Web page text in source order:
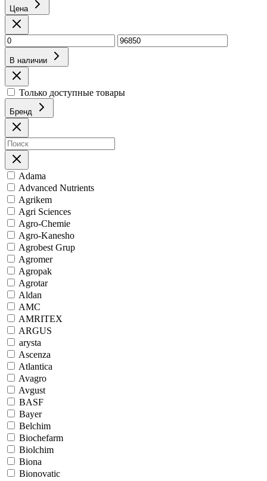
Цена
В наличии
Только доступные товары
Бренд
Adama
Advanced Nutrients
Agrikem
Agri Sciences
Agro-Chemie
Agro-Kanesho
Agrobest Grup
Agromer
Agropak
Agrotar
Aldan
AMC
AMRITEX
ARGUS
arysta
Ascenza
Atlantica
Avagro
Avgust
BASF
Bayer
Belchim
Biochefarm
Biolchim
Biona
Bionovatic